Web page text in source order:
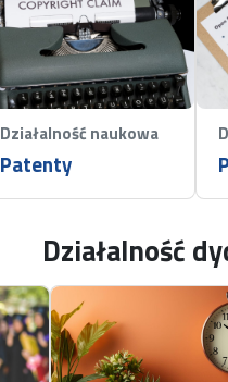
Działalność naukowa
Patenty
Działalność